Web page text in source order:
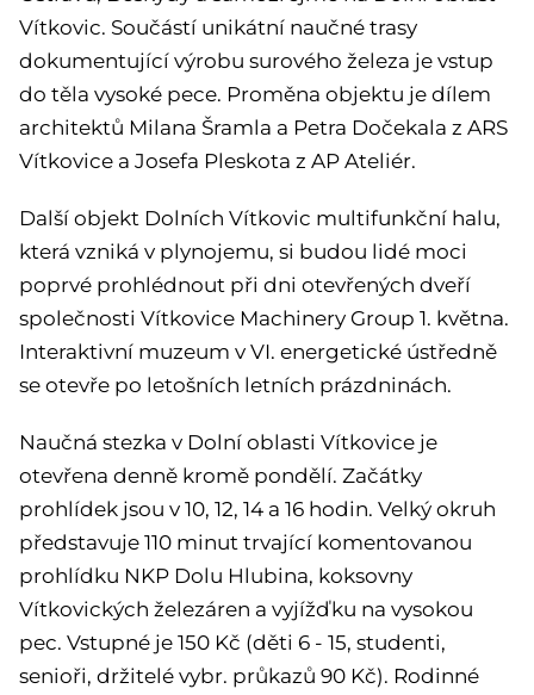
Vítkovic. Součástí unikátní naučné trasy
dokumentující výrobu surového železa je vstup
do těla vysoké pece. Proměna objektu je dílem
architektů Milana Šramla a Petra Dočekala z ARS
Vítkovice a Josefa Pleskota z AP Ateliér.
Další objekt Dolních Vítkovic multifunkční halu,
která vzniká v plynojemu, si budou lidé moci
poprvé prohlédnout při dni otevřených dveří
společnosti Vítkovice Machinery Group 1. května.
Interaktivní muzeum v VI. energetické ústředně
se otevře po letošních letních prázdninách.
Naučná stezka v Dolní oblasti Vítkovice je
otevřena denně kromě pondělí. Začátky
prohlídek jsou v 10, 12, 14 a 16 hodin. Velký okruh
představuje 110 minut trvající komentovanou
prohlídku NKP Dolu Hlubina, koksovny
Vítkovických železáren a vyjížďku na vysokou
pec. Vstupné je 150 Kč (děti 6 - 15, studenti,
senioři, držitelé vybr. průkazů 90 Kč). Rodinné